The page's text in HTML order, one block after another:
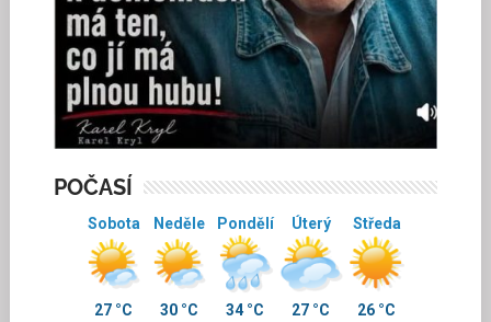
POČASÍ
Sobota
27 °C
Neděle
30 °C
Pondělí
34 °C
Úterý
27 °C
Středa
26 °C